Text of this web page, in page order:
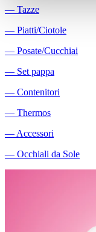
― Tazze
― Piatti/Ciotole
― Posate/Cucchiai
― Set pappa
― Contenitori
― Thermos
― Accessori
― Occhiali da Sole